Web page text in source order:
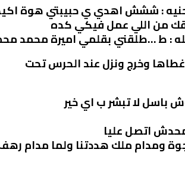
: ششش اهدي ي حبيبتي هوة
من اللي عمل فيكي كده
: ط …طلقني بقلمي اميرة محمد
وخرج ونزل عند الحرس تحت
باسل لا تبشر ب اي خير
اتصل عليا
ومدام ملك هددتنا ولما مدام